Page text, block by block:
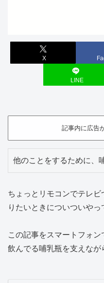
X
LINE
記事内に広告
他のことをするために、
ちょっとリモコンでテレ
りたいときについついやっ
この記事をスマートフォ
飲んでる哺乳瓶を支えなが